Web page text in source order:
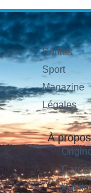
Sorties
Sport
Magazine
Légales
À propos